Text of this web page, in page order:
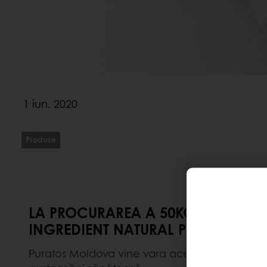
1 iun. 2020
Produse
LA PROCURAREA A 50KG A
INGREDIENT NATURAL PE BAZĂ DE
Puratos Moldova vine vara aceasta cu o